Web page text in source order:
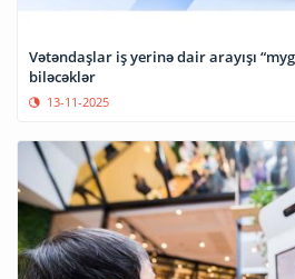
Vətəndaşlar iş yerinə dair arayışı
biləcəklər
13-11-2025